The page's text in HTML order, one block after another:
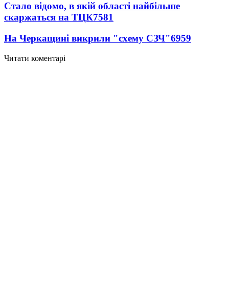
Стало відомо, в якій області найбільше
скаржаться на ТЦК7581
На Черкащині викрили "схему СЗЧ"6959
Читати коментарі